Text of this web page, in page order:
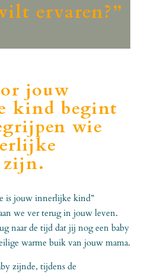
ervaren?”
jouw
kind begint
wie
is jouw innerlijke kind”
we ver terug in jouw leven.
naar de tijd dat jij nog een baby
warme buik van jouw mama.
zijnde, tijdens de